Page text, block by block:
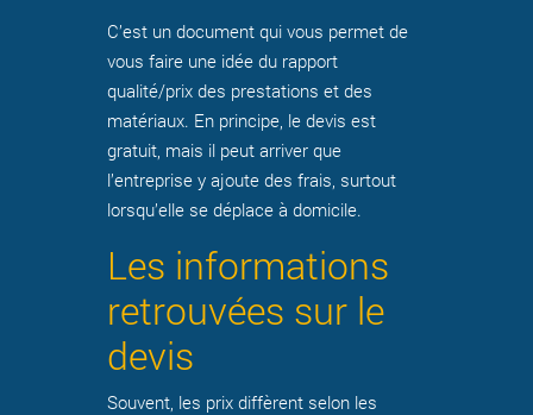
C’est un document qui vous permet de
vous faire une idée du rapport
qualité/prix des prestations et des
matériaux. En principe, le devis est
gratuit, mais il peut arriver que
l’entreprise y ajoute des frais, surtout
lorsqu’elle se déplace à domicile.
Les informations
retrouvées sur le
devis
Souvent, les prix diffèrent selon les